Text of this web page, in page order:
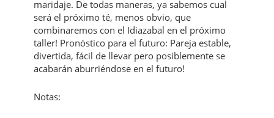
maridaje. De todas maneras, ya sabemos cual
será el próximo té, menos obvio, que
combinaremos con el Idiazabal en el próximo
taller! Pronóstico para el futuro: Pareja estable,
divertida, fácil de llevar pero posiblemente se
acabarán aburriéndose en el futuro!
Notas: